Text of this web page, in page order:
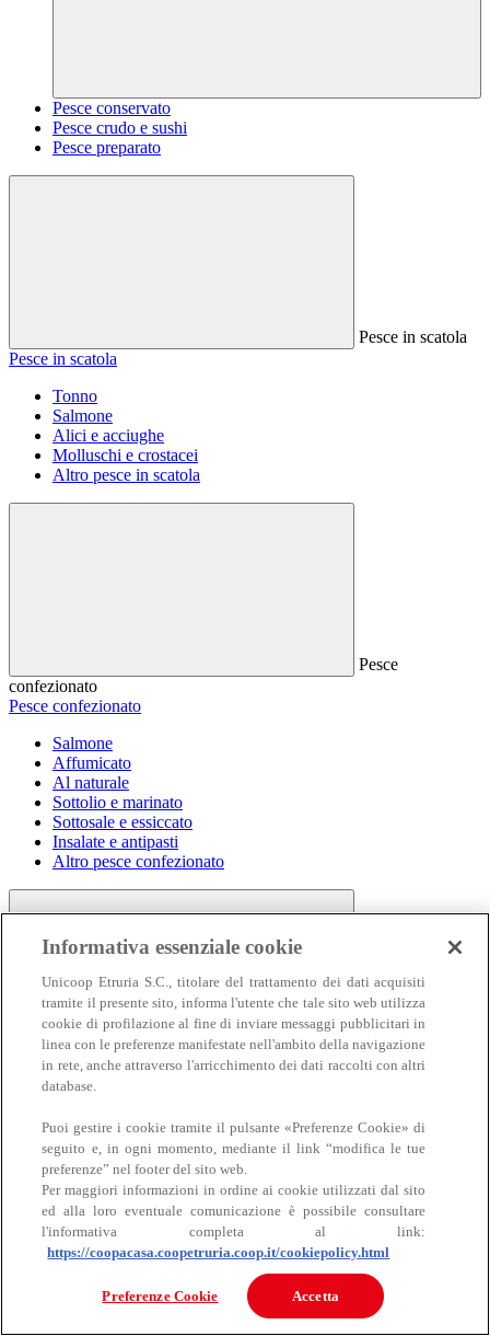
Pesce conservato
Pesce crudo e sushi
Pesce preparato
Pesce in scatola
Pesce in scatola
Tonno
Salmone
Alici e acciughe
Molluschi e crostacei
Altro pesce in scatola
Pesce
confezionato
Pesce confezionato
Salmone
Affumicato
Al naturale
Sottolio e marinato
Sottosale e essiccato
Insalate e antipasti
Altro pesce confezionato
Carne
Carne
Bovino
Informativa essenziale cookie
Unicoop Etruria S.C., titolare del trattamento dei dati acquisiti
tramite il presente sito, informa l'utente che tale sito web utilizza
cookie di profilazione al fine di inviare messaggi pubblicitari in
linea con le preferenze manifestate nell'ambito della navigazione
in rete, anche attraverso l'arricchimento dei dati raccolti con altri
database.
Puoi gestire i cookie tramite il pulsante «Preferenze Cookie» di
seguito e, in ogni momento, mediante il link “modifica le tue
preferenze” nel footer del sito web.
Per maggiori informazioni in ordine ai cookie utilizzati dal sito
ed alla loro eventuale comunicazione è possibile consultare
l'informativa completa al link:
https://coopacasa.coopetruria.coop.it/cookiepolicy.html
Preferenze Cookie Accetta